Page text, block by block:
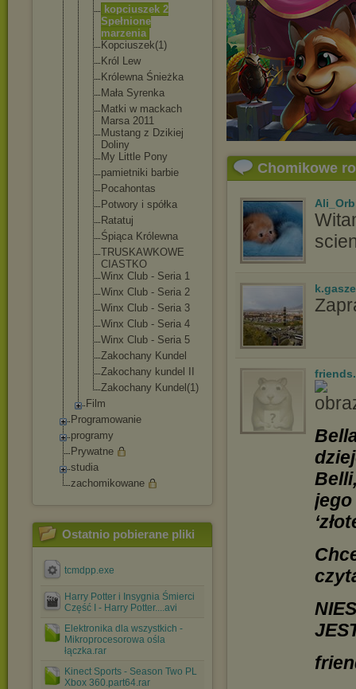
kopciuszek 2
Spełnione
marzenia
Kopciuszek(1)
Król Lew
Królewna Śnieżka
Mała Syrenka
Matki w mackach
Marsa 2011
Mustang z Dzikiej
Doliny
My Little Pony
pamietniki barbie
Pocahontas
Potwory i spółka
Ratatuj
Śpiąca Królewna
TRUSKAWKOWE
CIASTKO
Winx Club - Seria 1
Winx Club - Seria 2
Winx Club - Seria 3
Winx Club - Seria 4
Winx Club - Seria 5
Zakochany Kundel
Zakochany kundel II
Zakochany Kundel(1)
Film
Programowanie
programy
Prywatne
studia
zachomikowane
Ostatnio pobierane pliki
tcmdpp.exe
Harry Potter i Insygnia Śmierci
Część I - Harry Potter....avi
Elektronika dla wszystkich -
Mikroprocesorowa ośla
łączka.rar
Kinect Sports - Season Two PL
Xbox 360.part64.rar
Chomikowe
jego